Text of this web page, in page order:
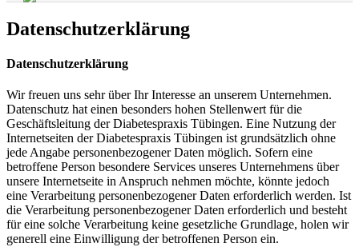
Datenschutzerklärung
Datenschutzerklärung
Wir freuen uns sehr über Ihr Interesse an unserem Unternehmen.
Datenschutz hat einen besonders hohen Stellenwert für die
Geschäftsleitung der Diabetespraxis Tübingen. Eine Nutzung der
Internetseiten der Diabetespraxis Tübingen ist grundsätzlich ohne
jede Angabe personenbezogener Daten möglich. Sofern eine
betroffene Person besondere Services unseres Unternehmens über
unsere Internetseite in Anspruch nehmen möchte, könnte jedoch
eine Verarbeitung personenbezogener Daten erforderlich werden. Ist
die Verarbeitung personenbezogener Daten erforderlich und besteht
für eine solche Verarbeitung keine gesetzliche Grundlage, holen wir
generell eine Einwilligung der betroffenen Person ein.